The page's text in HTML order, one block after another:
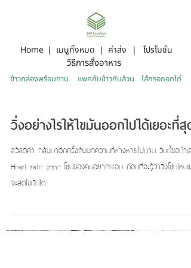
Home | เมนูทั้งหมด | ค่าส่ง | โปรโมชั่น
วิธีการสั่งอาหาร
ข้าวกล่องพร้อมทาน แพคกับข้าวกับล้วน ไส้กรอกอกไก่
วิ่งอย่างไรให้ไขมันออกไปได้เยอะที่สุด
สวัสดีค่า กลับมาอีกครั้งกับบทความที่ห่างหายไปนาน วันนี้ขอนำเสนอ
Heart rate zone โซนของคนอยากผอม ก่อนที่จะรู้ว่าวิ่งโซนไหนแล้ว
จะลดไขมันได...